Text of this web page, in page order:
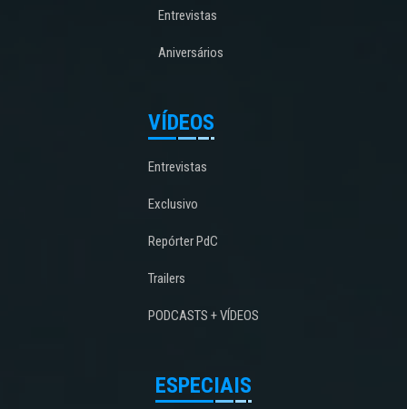
Entrevistas
Aniversários
VÍDEOS
Entrevistas
Exclusivo
Repórter PdC
Trailers
PODCASTS + VÍDEOS
ESPECIAIS